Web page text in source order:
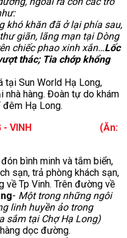
khó khăn đã ở lại phía sau,
giãn, lãng mạn tại Dòng
chiếc phao xinh xắn…Lốc
thác; Tia chớp khổng
tại Sun World Hạ Long,
nhà hàng. Đoàn tự do khám
Hạ Long.
- VINH (Ăn:
bình minh và tắm biển,
sạn, trả phòng khách sạn,
về Tp Vinh. Trên đường về
- Một trong những ngôi
linh huyền ảo trong
sắm tại Chợ Hạ Long)
dọc đường.